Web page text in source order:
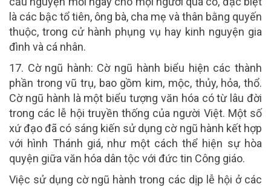
là các bậc tổ tiên, ông bà, cha mẹ và thân bằng quyến
thuộc, trong cử hành phụng vụ hay kinh nguyện gia
đình và cá nhân.
17. Cờ ngũ hành: Cờ ngũ hành biểu hiện các thành
phần trong vũ trụ, bao gồm kim, mộc, thủy, hỏa, thổ.
Cờ ngũ hành là một biểu tượng văn hóa có từ lâu đời
trong các lễ hội truyền thống của người Việt. Một số
xứ đạo đã có sáng kiến sử dụng cờ ngũ hành kết hợp
với hình Thánh giá, như một cách thể hiện sự hòa
quyện giữa văn hóa dân tộc với đức tin Công giáo.
Việc sử dụng cờ ngũ hành trong các dịp lễ hội ở các